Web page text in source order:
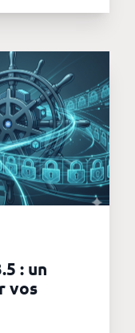
: un
vos